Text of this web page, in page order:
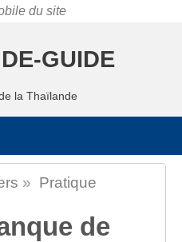
GUIDE
la Thaïlande
» Pratique
de